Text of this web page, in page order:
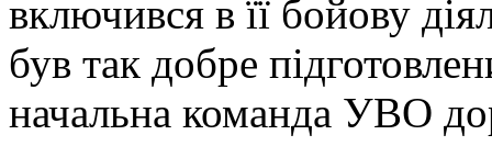
включився в її бойову
був так добре
начальна команда УВО